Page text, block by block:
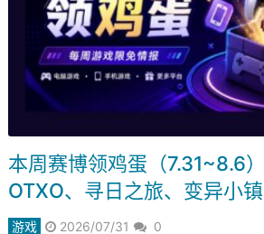
本周赛博领鸡蛋（7.31~8.6
OTXO、寻日之旅、变异小镇
游戏 2026/07/31 0